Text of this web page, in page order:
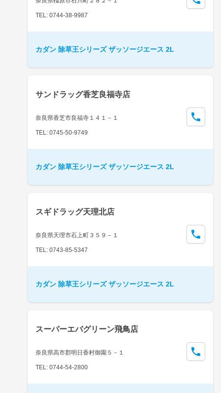
TEL: 0744-38-9987
カダン 除草王シリーズ ザッソージエース 2L
サンドラッグ香芝良福寺店
奈良県香芝市良福寺１４１－１
TEL: 0745-50-9749
カダン 除草王シリーズ ザッソージエース 2L
スギドラッグ天理北店
奈良県天理市石上町３５９－１
TEL: 0743-85-5347
カダン 除草王シリーズ ザッソージエース 2L
スーパーエバグリーン飛鳥店
奈良県高市郡明日香村御園５－１
TEL: 0744-54-2800